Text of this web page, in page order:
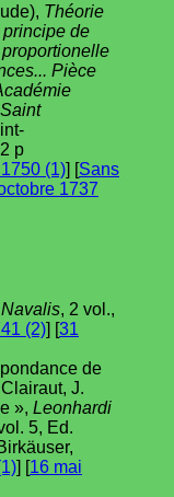
Théorie
de
Pièce
p
(1)] [Sans
1737
, 2 vol.,
(2)] [31
de
J.
», Leonhardi
5, Ed.
] [16 mai